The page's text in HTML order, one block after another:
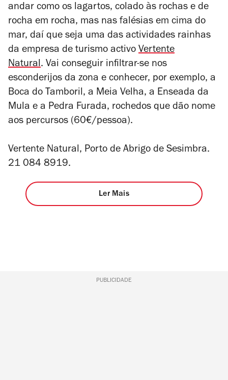
andar como os lagartos, colado às rochas e de
rocha em rocha, mas nas falésias em cima do
mar, daí que seja uma das actividades rainhas
da empresa de turismo activo Vertente
Natural. Vai conseguir infiltrar-se nos
esconderijos da zona e conhecer, por exemplo, a
Boca do Tamboril, a Meia Velha, a Enseada da
Mula e a Pedra Furada, rochedos que dão nome
aos percursos (60€/pessoa).
Vertente Natural, Porto de Abrigo de Sesimbra.
21 084 8919.
Ler Mais
PUBLICIDADE